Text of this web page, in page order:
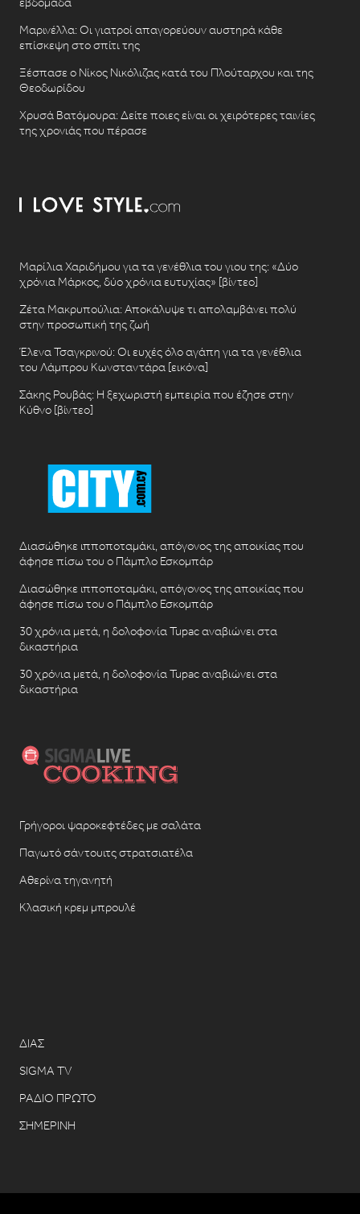
Μαρινέλλα: Οι γιατροί απαγορεύουν αυστηρά κάθε
επίσκεψη στο σπίτι της
Ξέσπασε ο Νίκος Νικόλιζας κατά του Πλούταρχου και της
Θεοδωρίδου
Χρυσά Βατόμουρα: Δείτε ποιες είναι οι χειρότερες ταινίες
της χρονιάς που πέρασε
Μαρίλια Χαριδήμου για τα γενέθλια του γιου της: «Δύο
χρόνια Μάρκος, δύο χρόνια ευτυχίας» [βίντεο]
Ζέτα Μακρυπούλια: Αποκάλυψε τι απολαμβάνει πολύ
στην προσωπική της ζωή
Έλενα Τσαγκρινού: Οι ευχές όλο αγάπη για τα γενέθλια
του Λάμπρου Κωνσταντάρα [εικόνα]
Σάκης Ρουβάς: Η ξεχωριστή εμπειρία που έζησε στην
Κύθνο [βίντεο]
Διασώθηκε ιπποποταμάκι, απόγονος της αποικίας που
άφησε πίσω του ο Πάμπλο Εσκομπάρ
Διασώθηκε ιπποποταμάκι, απόγονος της αποικίας που
άφησε πίσω του ο Πάμπλο Εσκομπάρ
30 χρόνια μετά, η δολοφονία Tupac αναβιώνει στα
δικαστήρια
30 χρόνια μετά, η δολοφονία Tupac αναβιώνει στα
δικαστήρια
Γρήγοροι ψαροκεφτέδες με σαλάτα
Παγωτό σάντουιτς στρατσιατέλα
Αθερίνα τηγανητή
Κλασική κρεμ μπρουλέ
ΔΙΑΣ
SIGMA TV
ΡΑΔΙΟ ΠΡΩΤΟ
ΣΗΜΕΡΙΝΗ